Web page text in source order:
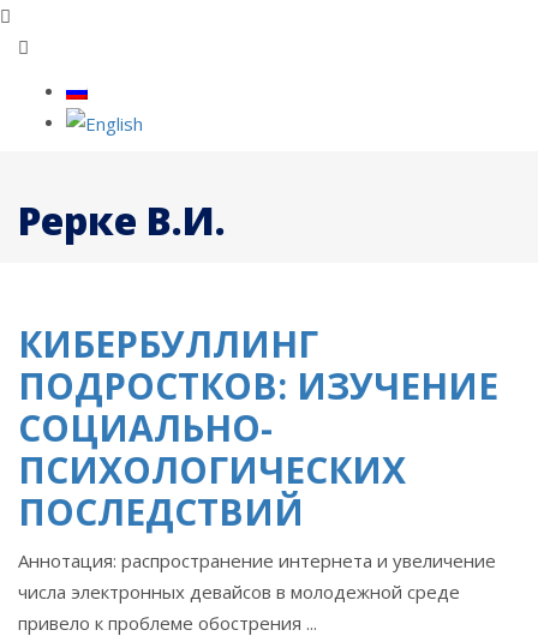
Рерке В.И.
КИБЕРБУЛЛИНГ
ПОДРОСТКОВ: ИЗУЧЕНИЕ
СОЦИАЛЬНО-
ПСИХОЛОГИЧЕСКИХ
ПОСЛЕДСТВИЙ
Аннотация: распространение интернета и увеличение
числа электронных девайсов в молодежной среде
привело к проблеме обострения ...